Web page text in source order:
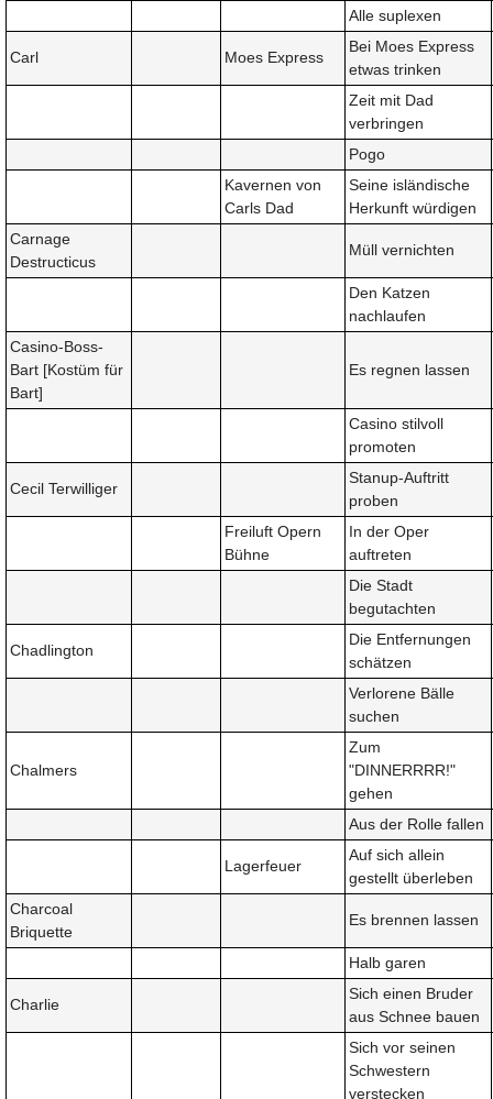
Alle suplexen
Carl Moes Express
Bei Moes Express
etwas trinken
Zeit mit Dad
verbringen
Pogo
Kavernen von
Carls Dad
Seine isländische
Herkunft würdigen
Carnage
Destructicus
Müll vernichten
Den Katzen
nachlaufen
Casino-Boss-
Bart [Kostüm für
Bart]
Es regnen lassen
Casino stilvoll
promoten
Cecil Terwilliger
Stanup-Auftritt
proben
Freiluft Opern
Bühne
In der Oper
auftreten
Die Stadt
begutachten
Chadlington
Die Entfernungen
schätzen
Verlorene Bälle
suchen
Chalmers
Zum
"DINNERRRR!"
gehen
Aus der Rolle fallen
Lagerfeuer
Auf sich allein
gestellt überleben
Charcoal
Briquette
Es brennen lassen
Halb garen
Charlie
Sich einen Bruder
aus Schnee bauen
Sich vor seinen
Schwestern
verstecken